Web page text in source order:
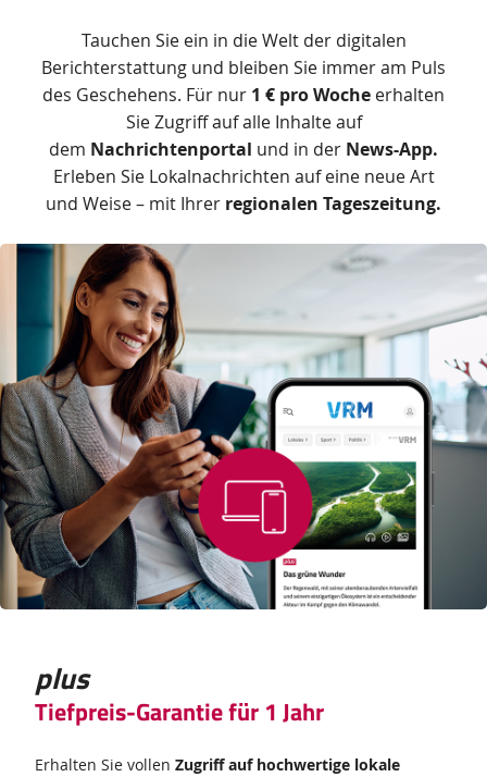
Zusätzliche
Informationen
Tauchen Sie ein in die Welt der digitalen
Berichterstattung und bleiben Sie immer am Puls
des Geschehens. Für nur 1 € pro Woche erhalten
Sie Zugriff auf alle Inhalte auf
dem Nachrichtenportal und in der News-App.
Erleben Sie Lokalnachrichten auf eine neue Art
und Weise – mit Ihrer regionalen Tageszeitung.
Produkt
plus
Tiefpreis-Garantie für 1 Jahr
Erhalten Sie vollen Zugriff auf hochwertige lokale